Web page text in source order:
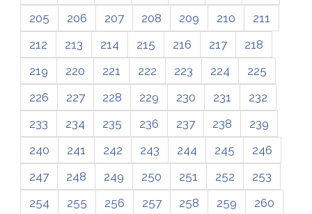
205
206 207 208 209 210
211
212
213 214 215 216 217
218
219
220 221 222 223 224
225
226
227 228 229 230 231
232
233
234 235 236 237 238
239
240
241 242 243 244 245
246
247
248 249 250 251 252
253
254
255 256 257 258 259
260